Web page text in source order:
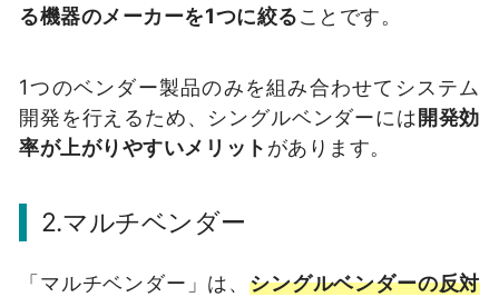
る機器のメーカーを1つに絞ることです。
1つのベンダー製品のみを組み合わせてシステム
開発を行えるため、シングルベンダーには開発効
率が上がりやすいメリット があります。
2.マルチベンダー
「マルチベンダー」は、シングルベンダーの反対